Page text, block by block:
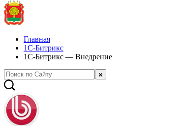
Главная
1С-Битрикс
1С-Битрикс — Внедрение